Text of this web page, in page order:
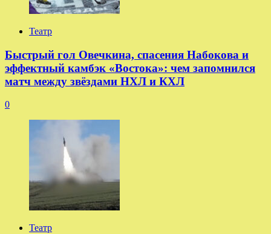
Театр
Быстрый гол Овечкина, спасения Набокова и
эффектный камбэк «Востока»: чем запомнился
матч между звёздами НХЛ и КХЛ
0
Театр